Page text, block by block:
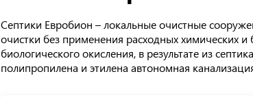
Септики Евробион – локальные очистные
очистки без применения расходных химических
биологического окисления, в результате из
полипропилена и этилена автономная